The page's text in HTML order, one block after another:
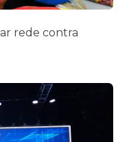
rede contra